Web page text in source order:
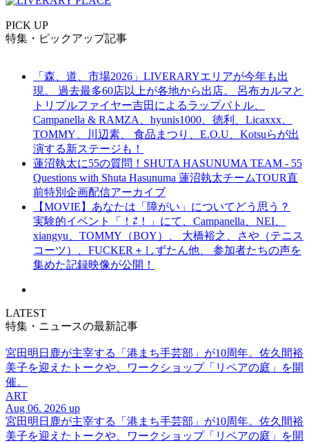
PICK UP
特集・ピックアップ記事
「森、道、市場2026」LIVERARYエリアが今年も出
現。 過去最多60店以上が各地から出店。 呂布カルマと
トリプルファイヤー吉田によるラップバトル、
Campanella & RAMZA、hyunis1000、徳利、Licaxxx、
TOMMY、川辺素、 食品まつり、E.O.U、Kotsuらが出
演する新ステージも！
蓮沼執太に55の質問！SHUTA HASUNUMA TEAM - 55
Questions with Shuta Hasunuma 蓮沼執太チームTOUR直
前特別企画配信アーカイブ
【MOVIE】あなたは「障がい」についてどう思う？
実験的イベント「！⇄！」にて、Campanella、NEI、
xiangyu、TOMMY（BOY）、 大橋裕之、さや（テニス
コーツ）、FUCKER＋しずたん他、 参加者たちの声を
集めた記録映像が公開！
LATEST
特集・ニュースの最新記事
宮田明日鹿が主宰する「港まち手芸部」が10周年。佐久間裕
美子を迎えたトークや、ワークショップ「リペアの庭」を開
催。
ART
Aug 06. 2026 up
宮田明日鹿が主宰する「港まち手芸部」が10周年。佐久間裕
美子を迎えたトークや、ワークショップ「リペアの庭」を開